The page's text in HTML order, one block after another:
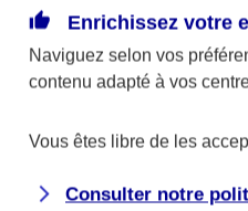
par le code des
Enrichissez votre
Naviguez selon vos
contenu adapté à vos
Vous êtes libre de les
Consulter notre